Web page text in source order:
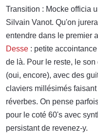
Transition : Mocke officia
Silvain Vanot. Qu'on
entendre dans le premier
Desse : petite
de là. Pour le reste, le son
(oui, encore), avec des
claviers millésimés
réverbes. On pense
pour le coté 60's avec
persistant de revenez-y.